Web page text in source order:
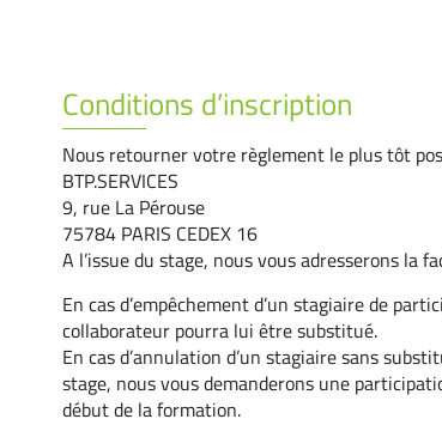
Conditions d’inscription
Nous retourner votre règlement le plus tôt
BTP.SERVICES
9, rue La Pérouse
75784 PARIS CEDEX 16
A l’issue du stage, nous vous adresserons la
En cas d’empêchement d’un stagiaire de
collaborateur pourra lui être substitué.
En cas d’annulation d’un stagiaire sans
stage, nous vous demanderons une
début de la formation.